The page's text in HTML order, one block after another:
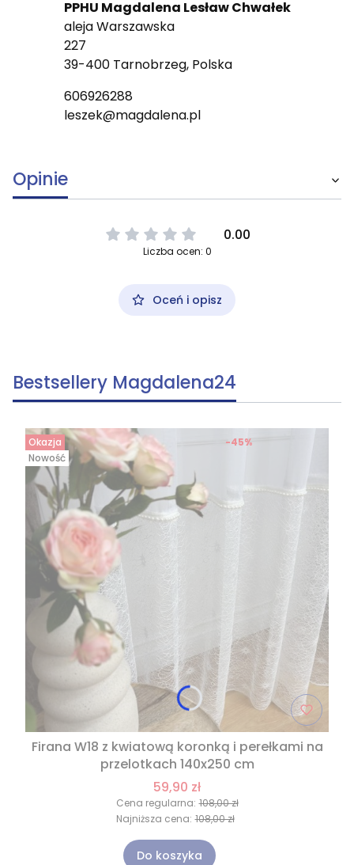
PPHU Magdalena Lesław Chwałek
aleja Warszawska
227
39-400 Tarnobrzeg, Polska
606926288
leszek@magdalena.pl
Opinie
0.00
Liczba ocen: 0
Oceń i opisz
Bestsellery Magdalena24
Okazja
Nowość
Firana W18 z kwiatową koronką i perełkami na
przelotkach 140x250 cm
59,90 zł
Cena regularna: 108,00 zł
-45%
Najniższa cena: 108,00 zł
Do koszyka